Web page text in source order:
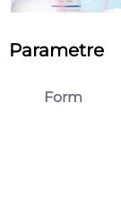
Parametre
Form